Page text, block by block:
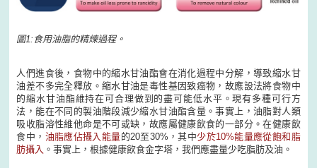
圖1:食用油脂的精煉過程。
人們進食後，食物中的縮水甘油酯會在消化過程中分解，導致縮水甘
油差不多完全釋放。縮水甘油是毒性基因致癌物，故應設法將食物中
的縮水甘油酯維持在可合理做到的盡可能低水平。現有多種可行方
法，能在不同的製油階段減少縮水甘油酯含量。事實上，油脂對人類
吸收脂溶性維他命是不可或缺，故應屬健康飲食的一部分。在健康飲
食中， 油脂應佔攝入能量的20至30%，其中少於10%能量應從飽和脂
肪攝入 。事實上，根據健康飲食金字塔，我們應盡量少吃脂肪及油。